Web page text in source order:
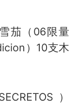
茄（06限量
）10支木
）